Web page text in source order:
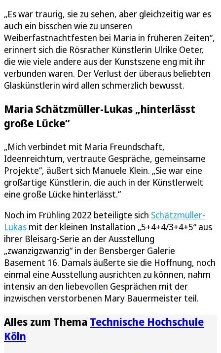
„Es war traurig, sie zu sehen, aber gleichzeitig war es
auch ein bisschen wie zu unseren
Weiberfastnachtfesten bei Maria in früheren Zeiten“,
erinnert sich die Rösrather Künstlerin Ulrike Oeter,
die wie viele andere aus der Kunstszene eng mit ihr
verbunden waren. Der Verlust der überaus beliebten
Glaskünstlerin wird allen schmerzlich bewusst.
Maria Schätzmüller-Lukas „hinterlässt
große Lücke“
„Mich verbindet mit Maria Freundschaft,
Ideenreichtum, vertraute Gespräche, gemeinsame
Projekte“, äußert sich Manuele Klein. „Sie war eine
großartige Künstlerin, die auch in der Künstlerwelt
eine große Lücke hinterlässt.“
Noch im Frühling 2022 beteiligte sich Schätzmüller-
Lukas mit der kleinen Installation „5+4+4/3+4+5“ aus
ihrer Bleisarg-Serie an der Ausstellung
„zwanzigzwanzig“ in der Bensberger Galerie
Basement 16. Damals äußerte sie die Hoffnung, noch
einmal eine Ausstellung ausrichten zu können, nahm
intensiv an den liebevollen Gesprächen mit der
inzwischen verstorbenen Mary Bauermeister teil.
Alles zum Thema Technische Hochschule
Köln